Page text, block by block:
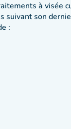
à visée
son
: